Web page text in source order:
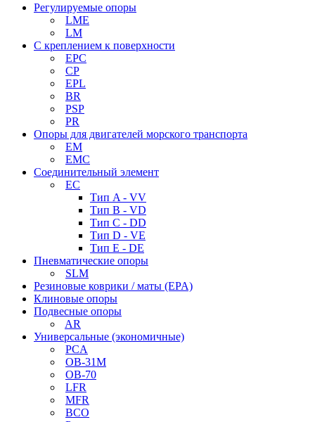
Регулируемые опоры
LME
LM
С креплением к поверхности
EPC
CP
EPL
BR
PSP
PR
Опоры для двигателей морского транспорта
EM
EMC
Cоединительный элемент
EC
Тип A - VV
Тип B - VD
Тип C - DD
Тип D - VE
Тип E - DE
Пневматические опоры
SLM
Резиновые коврики / маты (EPA)
Клиновые опоры
Подвесные опоры
AR
Универсальные (экономичные)
PCA
ОВ-31М
OB-70
LFR
MFR
ВСО